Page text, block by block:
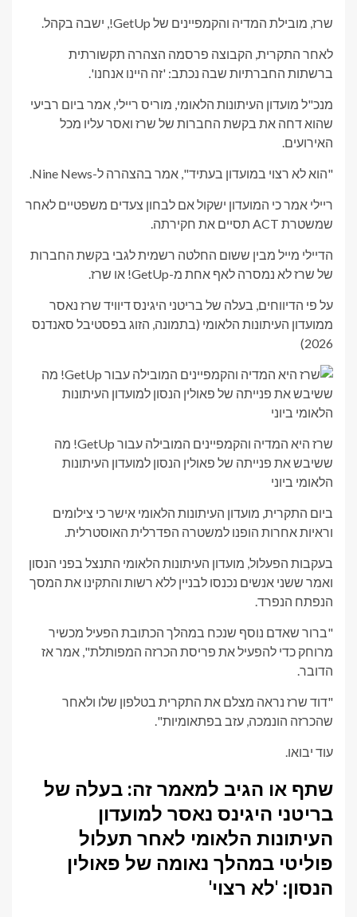
שרז, מובילת המדיה והקמפיינים של GetUp!, ישבה בקהל.
לאחר התקרית, הקבוצה פרסמה הצהרה תקשורתית
ברשתות החברתיות שבה נכתב: 'זה היינו אנחנו'.
מנכ"ל מועדון העיתונות הלאומי, מוריס ריילי, אמר ביום רביעי
שהוא דחה את בקשת החברות של שרז ואסר עליו מכל
האירועים.
"הוא לא רצוי במועדון בעתיד", אמר בהצהרה ל-Nine News.
ריילי אמר כי המועדון ישקול אם לבחון צעדים משפטיים לאחר
שמשטרת ACT תסיים את חקירתה.
הדיילי מייל מבין ששום החלטה רשמית לגבי בקשת החברות
של שרז לא נמסרה לאף אחת מ-GetUp! או שרז.
על פי הדיווחים, בעלה של בריטני היגינס דיוויד שרז נאסר
ממועדון העיתונות הלאומי (בתמונה, הזוג בפסטיבל סאנדנס
2026)
שרז היא המדיה והקמפיינים המובילה עבור GetUp! מה
ששיבש את פנייתה של פאולין הנסון למועדון העיתונות
הלאומי ביוני
ביום התקרית, מועדון העיתונות הלאומי אישר כי צילומים
וראיות אחרות הופנו למשטרה הפדרלית האוסטרלית.
בעקבות הפעלול, מועדון העיתונות הלאומי התנצל בפני הנסון
ואמר ששני אנשים נכנסו לבניין ללא רשות והתקינו את המסך
הנפתח הנפרד.
"ברור שאדם נוסף שנכח במהלך הכתובת הפעיל מכשיר
מרוחק כדי להפעיל את פריסת הכרזה המפותלת", אמר אז
הדובר.
"דוד שרז נראה מצלם את התקרית בטלפון שלו ולאחר
שהכרזה הונמכה, עזב בפתאומיות".
עוד יבואו.
שתף או הגיב למאמר זה: בעלה של
בריטני היגינס נאסר למועדון
העיתונות הלאומי לאחר תעלול
פוליטי במהלך נאומה של פאולין
הנסון: 'לא רצוי'